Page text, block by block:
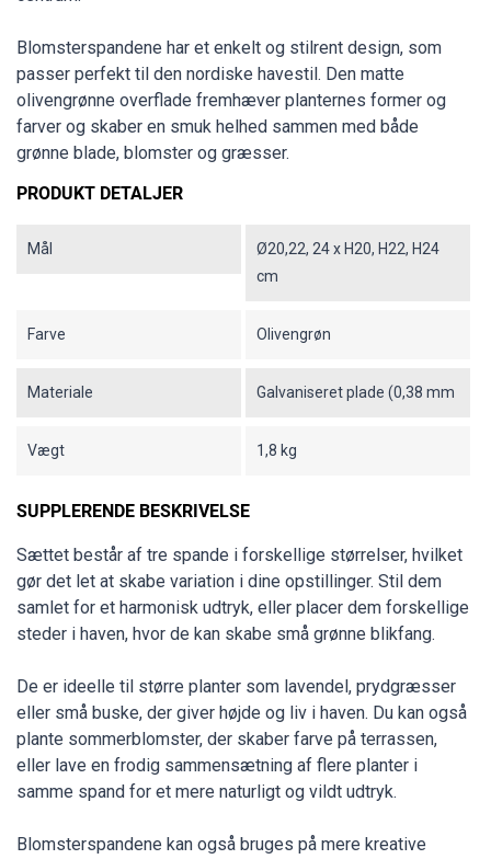
Blomsterspandene har et enkelt og stilrent design, som
passer perfekt til den nordiske havestil. Den matte
olivengrønne overflade fremhæver planternes former og
farver og skaber en smuk helhed sammen med både
grønne blade, blomster og græsser.
PRODUKT DETALJER
Mål
Ø20,22, 24 x H20, H22, H24
cm
Farve Olivengrøn
Materiale Galvaniseret plade (0,38 mm
Vægt 1,8 kg
SUPPLERENDE BESKRIVELSE
Sættet består af tre spande i forskellige størrelser, hvilket
gør det let at skabe variation i dine opstillinger. Stil dem
samlet for et harmonisk udtryk, eller placer dem forskellige
steder i haven, hvor de kan skabe små grønne blikfang.
De er ideelle til større planter som lavendel, prydgræsser
eller små buske, der giver højde og liv i haven. Du kan også
plante sommerblomster, der skaber farve på terrassen,
eller lave en frodig sammensætning af flere planter i
samme spand for et mere naturligt og vildt udtryk.
Blomsterspandene kan også bruges på mere kreative